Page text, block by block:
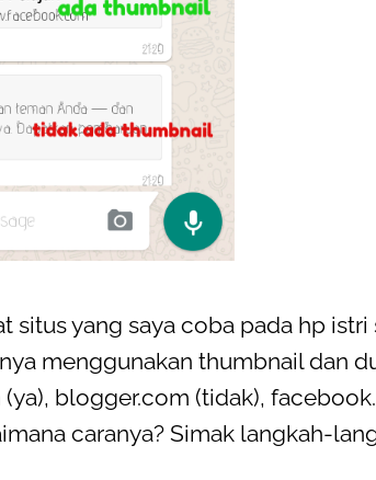
situs yang saya coba pada hp istri
menggunakan thumbnail dan
blogger.com (tidak),
caranya? Simak langkah-